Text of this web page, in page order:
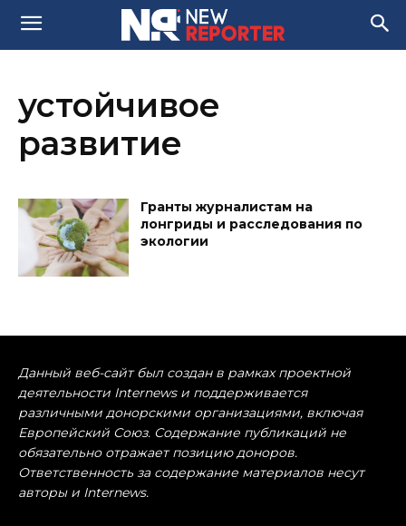
устойчивое
развитие
Гранты журналистам на
лонгриды и расследования по
экологии
Данный веб-сайт был создан в рамках проектной
деятельности Internews и поддерживается
различными донорскими организациями, включая
Европейский Союз. Содержание публикаций не
обязательно отражает позицию доноров.
Ответственность за содержание материалов несут
авторы и Internews.